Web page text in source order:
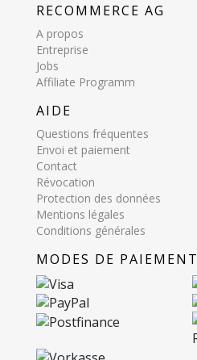
RECOMMERCE AG
A propos
Entreprise
Jobs
Affiliate Programm
AIDE
Questions fréquentes
Envoi et paiement
Contact
Révocation
Protection des données
Mentions légales
Conditions générales
MODES DE PAIEMENT